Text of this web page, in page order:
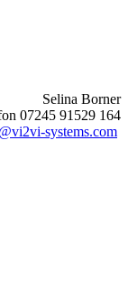
Selina Borner
07245 91529 164
systems.com